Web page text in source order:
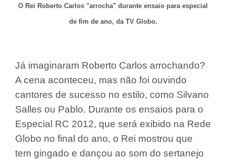
O Rei Roberto Carlos "arrocha" durante ensaio para especial
de fim de ano, da TV Globo.
Já imaginaram Roberto Carlos arrochando?
A cena aconteceu, mas não foi ouvindo
cantores de sucesso no estilo, como Silvano
Salles ou Pablo. Durante os ensaios para o
Especial RC 2012, que será exibido na Rede
Globo no final do ano, o Rei mostrou que
tem gingado e dançou ao som do sertanejo